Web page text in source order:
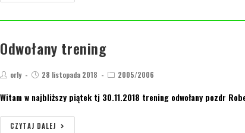
Odwołany trening
orly 28 listopada 2018 2005/2006
Witam w najbliższy piątek tj 30.11.2018 trening odwołany pozdr
CZYTAJ DALEJ